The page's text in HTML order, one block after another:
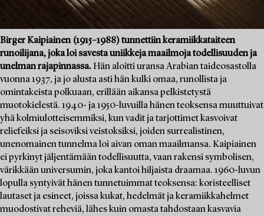
Birger Kaipiainen (1915–1988) tunnettiin keramiikkataiteen
runoilijana, joka loi savesta uniikkeja maailmoja todellisuuden ja
unelman rajapinnassa. Hän aloitti uransa Arabian taideosastolla
vuonna 1937, ja jo alusta asti hän kulki omaa, runollista ja
omintakeista polkuaan, erillään aikansa pelkistetystä
muotokielestä. 1940- ja 1950-luvuilla hänen teoksensa muuttuivat
yhä kolmiulotteisemmiksi, kun vadit ja tarjottimet kasvoivat
reliefeiksi ja seisoviksi veistoksiksi, joiden surrealistinen,
unenomainen tunnelma loi aivan oman maailmansa. Kaipiainen
ei pyrkinyt jäljentämään todellisuutta, vaan rakensi symbolisen,
värikkään universumin, joka kantoi hiljaista draamaa. 1960-luvun
lopulla syntyivät hänen tunnetuimmat teoksensa: koristeelliset
lautaset ja esineet, joissa kukat, hedelmät ja keramiikkahelmet
muodostivat reheviä, lähes kuin omasta tahdostaan kasvavia